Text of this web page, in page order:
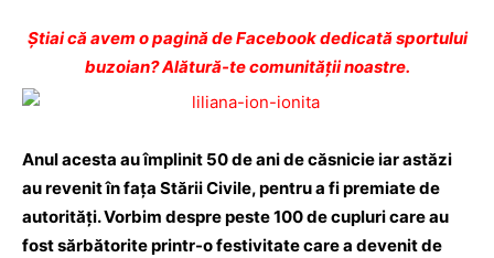
Ştiai că avem o pagină de Facebook dedicată sportului
buzoian? Alătură-te comunității noastre.
Anul acesta au împlinit 50 de ani de căsnicie iar astăzi
au revenit în fața Stării Civile, pentru a fi premiate de
autorități. Vorbim despre peste 100 de cupluri care au
fost sărbătorite printr-o festivitate care a devenit de